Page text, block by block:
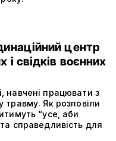
центр
і свідків воєнних
навчені працювати з
травму. Як розповіли
“усе, аби
справедливість для